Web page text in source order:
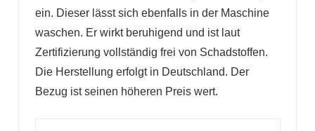
ein. Dieser lässt sich ebenfalls in der Maschine
waschen. Er wirkt beruhigend und ist laut
Zertifizierung vollständig frei von Schadstoffen.
Die Herstellung erfolgt in Deutschland. Der
Bezug ist seinen höheren Preis wert.